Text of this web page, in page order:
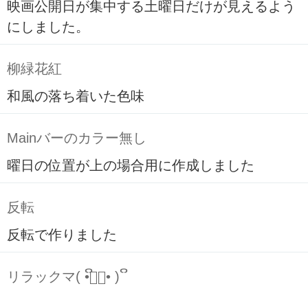
映画公開日が集中する土曜日だけが見えるよう
にしました。
柳緑花紅
和風の落ち着いた色味
Mainバーのカラー無し
曜日の位置が上の場合用に作成しました
反転
反転で作りました
リラックマ( ິ•ᆺ⃘• )ິ